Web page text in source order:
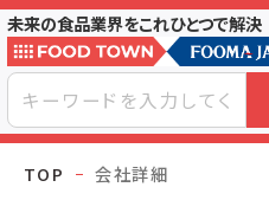
未来の食品業界をこれひとつで解決
TOP 会社詳細